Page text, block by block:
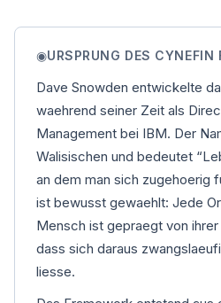
◉URSPRUNG DES CYNEFIN
Dave Snowden entwickelte
waehrend seiner Zeit als
Management bei IBM. Der
Walisischen und bedeutet
an dem man sich zugehoerig
ist bewusst gewaehlt: Jede
Mensch ist gepraegt von
dass sich daraus
liesse.